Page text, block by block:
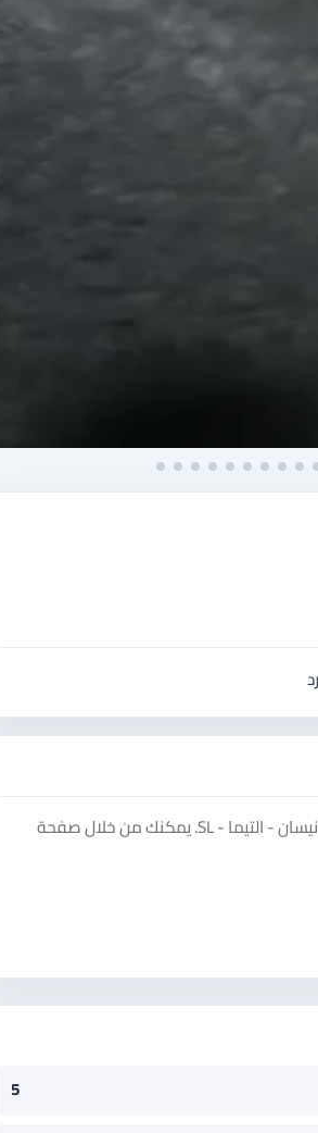
شاهد إعلان نيسان التيما 2008 على منصة سوق دادسترز ضمن فئة طرق ومحركات - سيارات للبيع - نيسان - التيما - SL. يمكنك من خلال صفحة
5